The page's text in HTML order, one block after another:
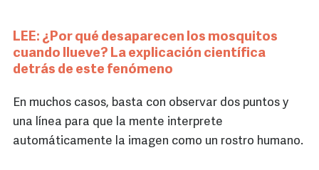
LEE: ¿Por qué desaparecen los mosquitos
cuando llueve? La explicación científica
detrás de este fenómeno
En muchos casos, basta con observar dos puntos y
una línea para que la mente interprete
automáticamente la imagen como un rostro humano.